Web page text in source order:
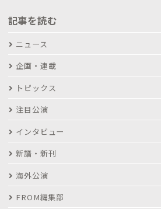
記事を読む
ニュース
企画・連載
トピックス
注目公演
インタビュー
新譜・新刊
海外公演
FROM編集部